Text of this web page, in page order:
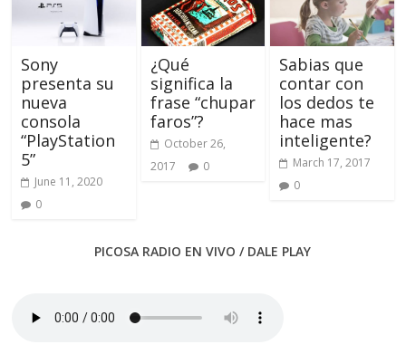
Sony
presenta su
nueva
consola
“PlayStation
5”
June 11, 2020
0
¿Qué
significa la
frase “chupar
faros”?
October 26,
2017
0
Sabias que
contar con
los dedos te
hace mas
inteligente?
March 17, 2017
0
PICOSA RADIO EN VIVO / DALE PLAY